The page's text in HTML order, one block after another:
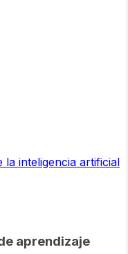
la inteligencia artificial
aprendizaje